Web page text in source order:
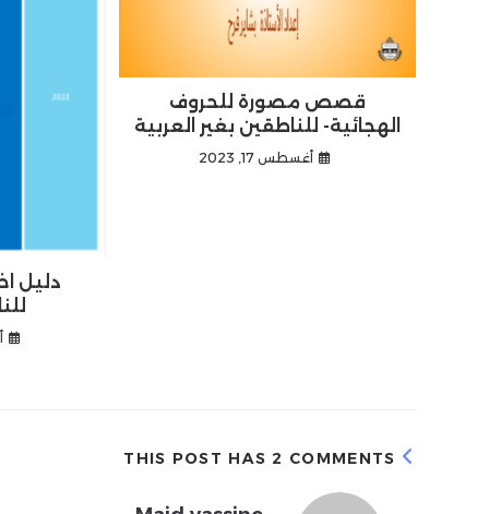
دليل
قصص مصورة للحروف
الهجائية- للناطقين بغير العربية
أغسطس 17, 2023
THIS POST HAS 2 COMMENTS